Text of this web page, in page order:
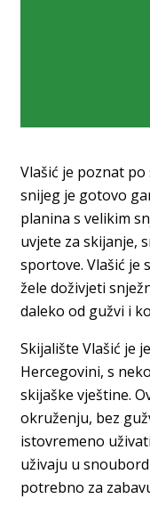
Vlašić je poznat
snijeg je gotovo
planina s velikim
uvjete za skijanje,
sportove. Vlašić je
žele doživjeti
daleko od gužvi i
Skijalište Vlašić je
Hercegovini, s
skijaške vještine.
okruženju, bez
istovremeno
uživaju u
potrebno za